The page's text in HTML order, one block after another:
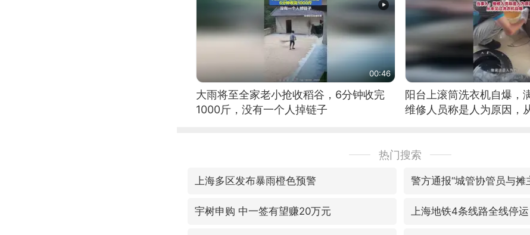
00:46
大雨将至全家老小抢收稻谷，6分钟收完
1000斤，没有一个人掉链子
阳台上滚筒洗衣机自爆，
维修人员称是人为原因，
热门搜索
上海多区发布暴雨橙色预警 警方通报“城管协管员与摊
宇树申购 中一签有望赚20万元 上海地铁4条线路全线停运